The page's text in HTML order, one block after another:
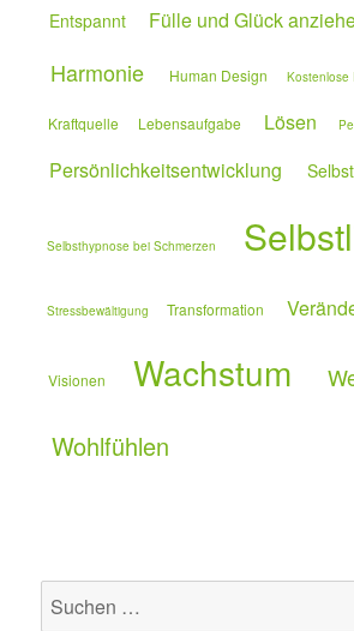
Entspannt Fülle und Glück
Harmonie Human Design Kostenlose
Kraftquelle Lebensaufgabe Lösen
Persönlichkeitsentwicklung
Selbsthypnose bei Schmerzen
Stressbewältigung Transformation
Visionen Wachstum
Wohlfühlen
Suchen